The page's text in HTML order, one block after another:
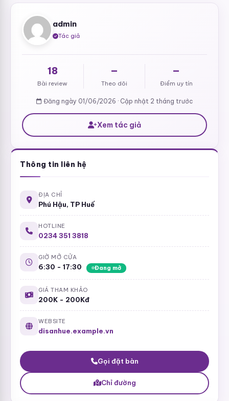
admin
Tác giả
18
Bài review
—
Theo dõi
—
Điểm uy tín
Đăng ngày 01/06/2026 · Cập nhật 2 tháng trước
Xem tác giả
Thông tin liên hệ
ĐỊA CHỈ
Phú Hậu, TP Huế
HOTLINE
0234 351 3818
GIỜ MỞ CỬA
6:30 - 17:30 Đang mở
GIÁ THAM KHẢO
200K - 200Kđ
WEBSITE
disanhue.example.vn
Gọi đặt bàn
Chỉ đường